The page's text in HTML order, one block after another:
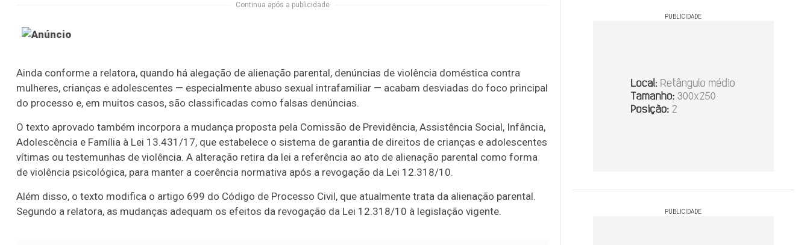
Continua após a publicidade
Ainda conforme a relatora, quando há alegação de alienação parental, denúncias de violência doméstica contra
mulheres, crianças e adolescentes — especialmente abuso sexual intrafamiliar — acabam desviadas do foco principal
do processo e, em muitos casos, são classificadas como falsas denúncias.
O texto aprovado também incorpora a mudança proposta pela Comissão de Previdência, Assistência Social, Infância,
Adolescência e Família à Lei 13.431/17, que estabelece o sistema de garantia de direitos de crianças e adolescentes
vítimas ou testemunhas de violência. A alteração retira da lei a referência ao ato de alienação parental como forma
de violência psicológica, para manter a coerência normativa após a revogação da Lei 12.318/10.
Além disso, o texto modifica o artigo 699 do Código de Processo Civil, que atualmente trata da alienação parental.
Segundo a relatora, as mudanças adequam os efeitos da revogação da Lei 12.318/10 à legislação vigente.
PUBLICIDADE
PUBLICIDADE